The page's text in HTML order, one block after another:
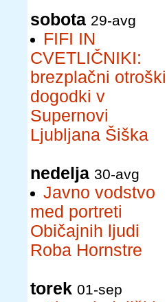
sobota 29-avg
FIFI IN
CVETLIČNIKI:
brezplačni otroški
dogodki v
Supernovi
Ljubljana Šiška
nedelja 30-avg
Javno vodstvo
med portreti
Običajnih ljudi
Roba Hornstre
torek 01-sep